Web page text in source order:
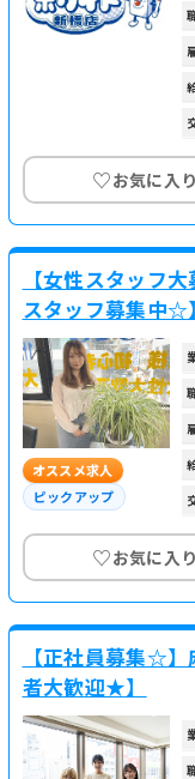
♡お気に入り
【女性スタッフ
スタッフ募集中☆】
オススメ求人
ピックアップ
♡お気に入り
【正社員募集☆
者大歓迎★】